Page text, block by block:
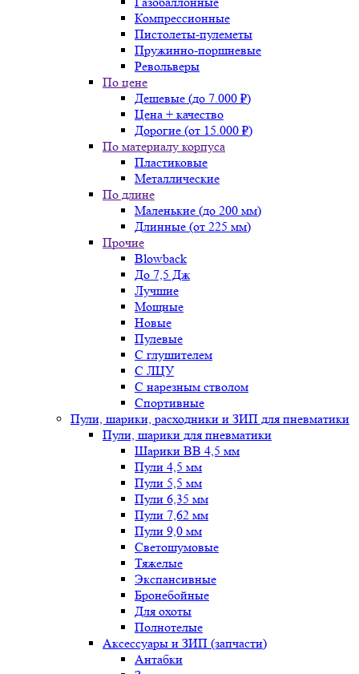
Компрессионные
Пистолеты-пулеметы
Пружинно-поршневые
Револьверы
По цене
Дешевые (до 7.000 ₽)
Цена + качество
Дорогие (от 15.000 ₽)
По материалу корпуса
Пластиковые
Металлические
По длине
Маленькие (до 200 мм)
Длинные (от 225 мм)
Прочие
Blowback
До 7,5 Дж
Лучшие
Мощные
Новые
Пулевые
С глушителем
С ЛЦУ
С нарезным стволом
Спортивные
Пули, шарики, расходники и ЗИП для пневматики
Пули, шарики для пневматики
Шарики BB 4,5 мм
Пули 4,5 мм
Пули 5,5 мм
Пули 6,35 мм
Пули 7,62 мм
Пули 9,0 мм
Светошумовые
Тяжелые
Экспансивные
Бронебойные
Для охоты
Полнотелые
Аксессуары и ЗИП (запчасти)
Антабки